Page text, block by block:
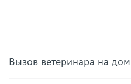
Вызов ветеринара на дом